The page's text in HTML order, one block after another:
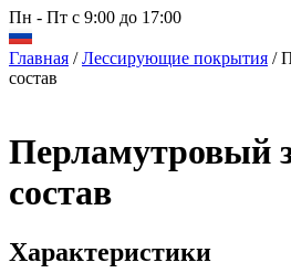
Пн - Пт с 9:00 до 17:00
Главная /Лессирующие покрытия /
состав
Перламутровый
состав
Характеристики